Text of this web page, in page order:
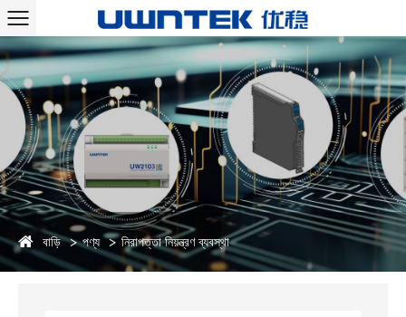
বাড়ি পণ্য নিরাপত্তা নিয়ন্ত্রণ ব্যবস্থা